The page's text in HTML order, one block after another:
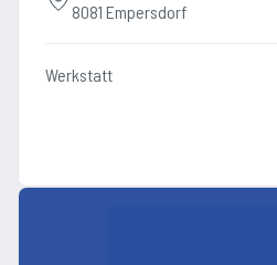
8081 Empersdorf
Werkstatt